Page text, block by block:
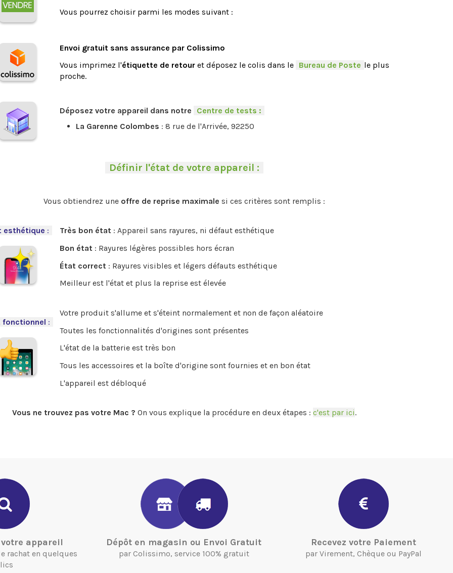
Vous pourrez choisir parmi les modes suivant :
Envoi gratuit sans assurance par Colissimo
Vous imprimez l'étiquette de retour et déposez le colis dans le Bureau de Poste le plus
proche.
Déposez votre appareil dans notre
Centre de tests :
La Garenne Colombes : 8 rue de l'Arrivée, 92250
Définir l'état de votre appareil :
Vous obtiendrez une offre de reprise maximale si ces critères sont remplis :
esthétique : Très bon état: Appareil sans rayures, ni défaut esthétique
Bon état : Rayures légères possibles hors écran
État correct : Rayures visibles et légers défauts esthétique
Meilleur est l'état et plus la reprise est élevée
fonctionnel :
Votre produit s'allume et s'éteint normalement et non de façon aléatoire
Toutes les fonctionnalités d'origines sont présentes
L'état de la batterie est très bon
Tous les accessoires et la boîte d'origine sont fournies et en bon état
L'appareil est débloqué
Vous ne trouvez pas votre Mac ? On vous explique la procédure en deux étapes : c'est par ici.
appareil
rachat en quelques
Dépôt en magasin ou Envoi Gratuit
par Colissimo, service 100% gratuit
Recevez votre Paiement
par Virement, Chèque ou PayPal